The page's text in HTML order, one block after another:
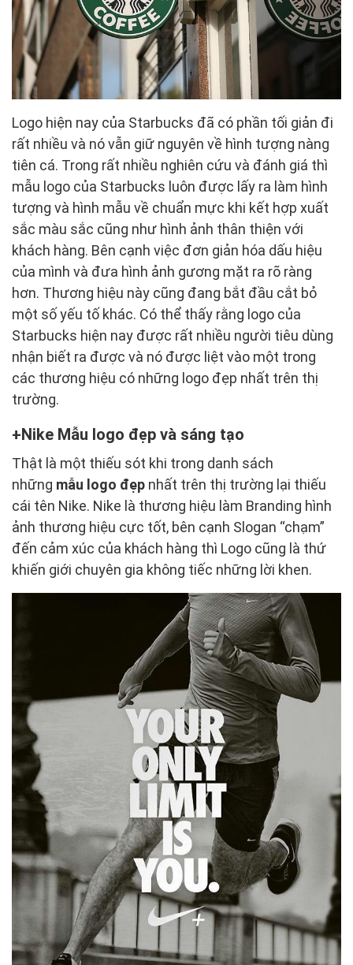
Logo hiện nay của Starbucks đã có phần tối giản đi
rất nhiều và nó vẫn giữ nguyên về hình tượng nàng
tiên cá. Trong rất nhiều nghiên cứu và đánh giá thì
mẫu logo của Starbucks luôn được lấy ra làm hình
tượng và hình mẫu về chuẩn mực khi kết hợp xuất
sắc màu sắc cũng như hình ảnh thân thiện với
khách hàng. Bên cạnh việc đơn giản hóa dấu hiệu
của mình và đưa hình ảnh gương mặt ra rõ ràng
hơn. Thương hiệu này cũng đang bắt đầu cắt bỏ
một số yếu tố khác. Có thể thấy rằng logo của
Starbucks hiện nay được rất nhiều người tiêu dùng
nhận biết ra được và nó được liệt vào một trong
các thương hiệu có những logo đẹp nhất trên thị
trường.
Nike Mẫu logo đẹp và sáng tạo
Thật là một thiếu sót khi trong danh sách
những mẫu logo đẹp nhất trên thị trường lại thiếu
cái tên Nike. Nike là thương hiệu làm Branding hình
ảnh thương hiệu cực tốt, bên cạnh Slogan “chạm”
đến cảm xúc của khách hàng thì Logo cũng là thứ
khiến giới chuyên gia không tiếc những lời khen.